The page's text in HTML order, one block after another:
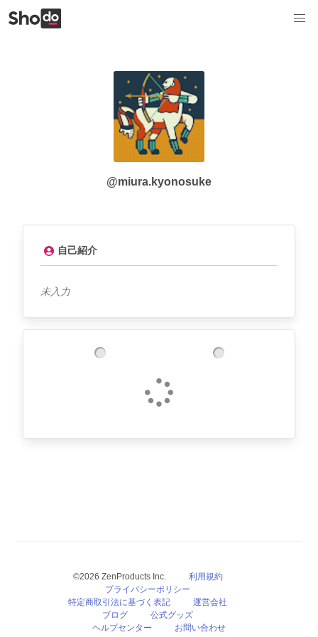
@miura.kyonosuke
自己紹介
未入力
©2026 ZenProducts Inc.
利用規約
プライバシーポリシー
特定商取引法に基づく表記
運営会社
ブログ
公式グッズ
ヘルプセンター
お問い合わせ